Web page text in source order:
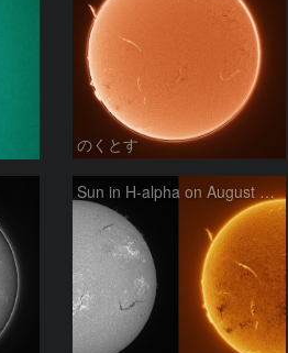
のくとす
Sun in H-alpha on August 7, 2026